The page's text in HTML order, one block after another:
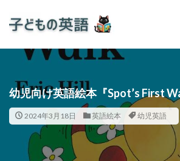
幼児向け英語絵本『Spot’s First
2024年3月18日 英語絵本 幼児英語